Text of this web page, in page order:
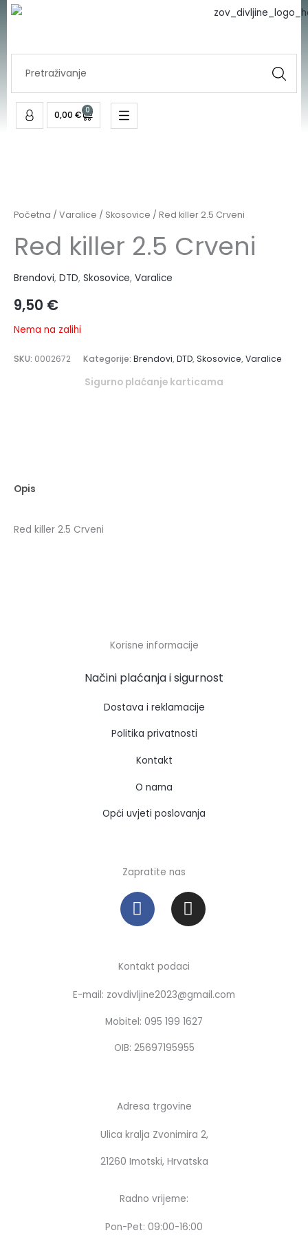
Skip
0,00 € 0
Cart
Početna / Varalice / Skosovice / Red killer 2.5 Crveni
Red killer 2.5 Crveni
Brendovi, DTD, Skosovice, Varalice
9,50 €
Nema na zalihi
SKU: 0002672 Kategorije: Brendovi,DTD,Skosovice,Varalice
Sigurno plaćanje karticama
Opis
Red killer 2.5 Crveni
Korisne informacije
Načini plaćanja i sigurnost
Dostava i reklamacije
Politika privatnosti
Kontakt
O nama
Opći uvjeti poslovanja
Zapratite nas
F
a
c
b
o
o
k
I
n
s
a
r
a
m
Kontakt podaci
E-mail: zovdivljine2023@gmail.com
Mobitel: 095 199 1627
OIB: 25697195955
Adresa trgovine
Ulica kralja Zvonimira 2,
21260 Imotski, Hrvatska
Radno vrijeme:
Pon-Pet: 09:00-16:00